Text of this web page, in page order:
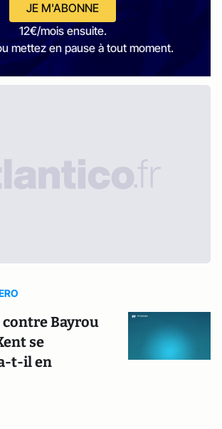
JE M'ABONNE
12€/mois ensuite.
mettez en pause à tout moment.
Bayrou
se
t-il en